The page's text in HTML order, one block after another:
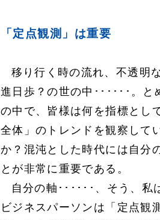
「定点観測」は重要
移り行く時の流れ、不透明
進日歩？の世の中･･････。と
の中で、皆様は何を指標とし
全体」のトレンドを観察して
か？混沌とした時代には自分
とが非常に重要である。
自分の軸･･････、そう、私
ビジネスパーソンは「定点観